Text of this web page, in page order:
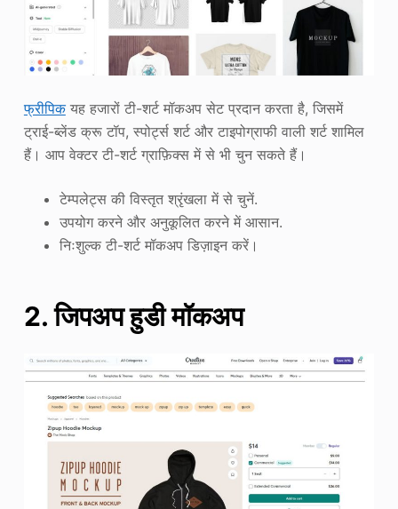
फ्रीपिकयह हजारों टी-शर्ट मॉकअप सेट प्रदान करता है, जिसमें
ट्राई-ब्लेंड क्रू टॉप, स्पोर्ट्स शर्ट और टाइपोग्राफी वाली शर्ट शामिल
हैं। आप वेक्टर टी-शर्ट ग्राफ़िक्स में से भी चुन सकते हैं।
टेम्पलेट्स की विस्तृत श्रृंखला में से चुनें.
उपयोग करने और अनुकूलित करने में आसान.
निःशुल्क टी-शर्ट मॉकअप डिज़ाइन करें।
2. जिपअप हुडी मॉकअप